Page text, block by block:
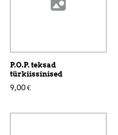
P.O.P. teksad
türkiissinised
9,00 €